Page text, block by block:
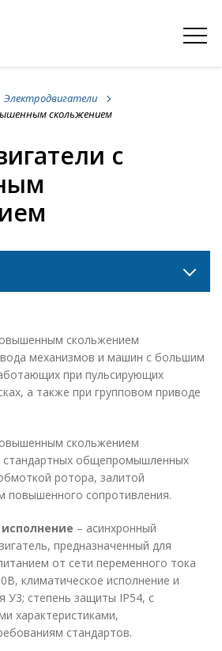
Электродвигатели
скольжением
с
скольжением
механизмов и машин с большим
при пульсирующих
а также при групповом приводе
скольжением
стандартных общепромышленных
ротора, залитой
повышенного сопротивления.
– асинхронный
предназначенный для
от сети переменного тока
климатическое исполнение и
У3; степень защиты IP54, с
характеристиками,
стандартов.